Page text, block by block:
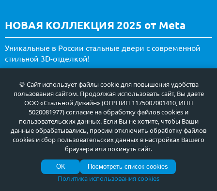
НОВАЯ КОЛЛЕКЦИЯ 2025 от Meta
Уникальные в России стальные двери с современной
стильной 3D-отделкой!
ВСЕ ПРЕДЛОЖЕНИЯ
🍪 Сайт использует файлы cookie для повышения удобства
пользования сайтом. Продолжая использовать сайт, Вы даете
ООО «Стальной Дизайн» (ОГРНИП 1175007001410, ИНН
5020081977) согласие на обработку файлов cookies и
пользовательских данных. Если Вы не хотите, чтобы Ваши
данные обрабатывались, просим отключить обработку файлов
cookies и сбор пользовательских данных в настройках Вашего
браузера или покинуть сайт.
OK Посмотреть список cookies
Политика использования cookies